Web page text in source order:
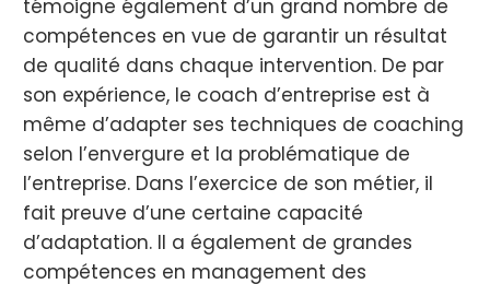
témoigne également d’un grand nombre de
compétences en vue de garantir un résultat
de qualité dans chaque intervention. De par
son expérience, le coach d’entreprise est à
même d’adapter ses techniques de coaching
selon l’envergure et la problématique de
l’entreprise. Dans l’exercice de son métier, il
fait preuve d’une certaine capacité
d’adaptation. Il a également de grandes
compétences en management des